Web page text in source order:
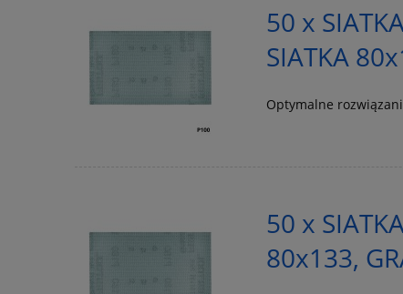
50 x
SIATKA
Optymalne
50 x
80x133,